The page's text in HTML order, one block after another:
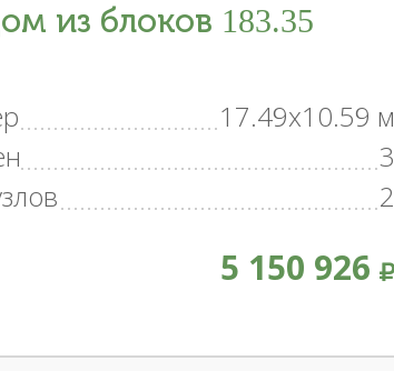
из блоков 183.35
17.49x10.59 м
3
2
5 150 926